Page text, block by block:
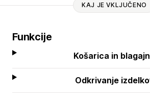
KAJ JE VKLJUČENO
Funkcije
Košarica in
Odkrivanje